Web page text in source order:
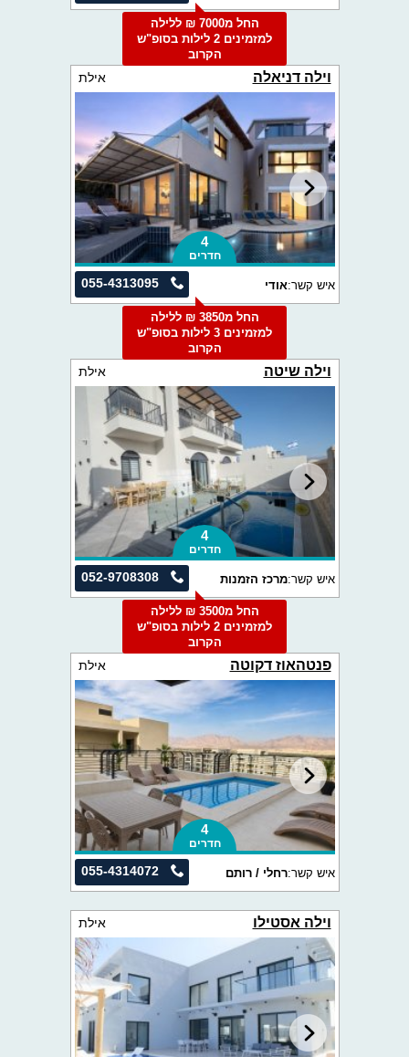
החל מ7000 ₪ ללילה
למזמינים 2 לילות בסופ"ש
הקרוב
וילה דניאלה אילת
4
חדרים
055-4313095 איש קשר:אודי
החל מ3850 ₪ ללילה
למזמינים 3 לילות בסופ"ש
הקרוב
וילה שיטה אילת
4
חדרים
052-9708308 איש קשר:מרכז הזמנות
החל מ3500 ₪ ללילה
למזמינים 2 לילות בסופ"ש
הקרוב
פנטהאוז דקוטה אילת
4
חדרים
055-4314072 איש קשר:רחלי / רותם
וילה אסטילו אילת